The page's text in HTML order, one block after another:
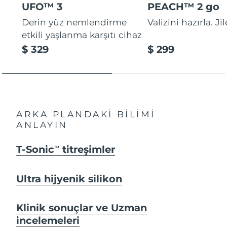
UFO™ 3
Derin yüz nemlendirme
etkili yaşlanma karşıtı cihaz
$ 329
PEACH™ 2 go
Valizini hazırla.
$ 299
ARKA PLANDAKİ BİLİMİ
ANLAYIN
T-SonicTM titreşimler
Ultra hijyenik silikon
Klinik sonuçlar ve Uzman
incelemeleri